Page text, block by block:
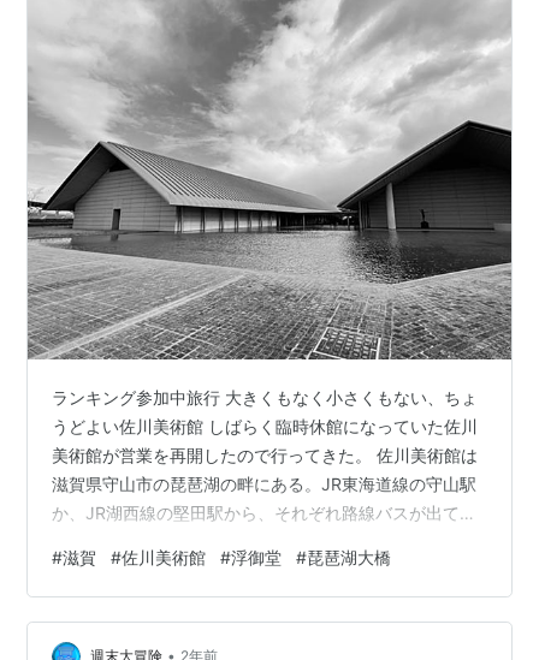
ランキング参加中旅行 大きくもなく小さくもない、ちょ
うどよい佐川美術館 しばらく臨時休館になっていた佐川
美術館が営業を再開したので行ってきた。 佐川美術館は
滋賀県守山市の琵琶湖の畔にある。JR東海道線の守山駅
か、JR湖西線の堅田駅から、それぞれ路線バスが出てい
京都駅から堅田駅までは各停で約25分、堅田駅からはバ
スで約20分で着く。意外と近いが、バスは2時間に1便程
度なので、事前に時間を調べて行った方がよい。 佐川美
#滋賀 #佐川美術館 #浮御堂 #琵琶湖大橋
週末大冒険 • 2年前